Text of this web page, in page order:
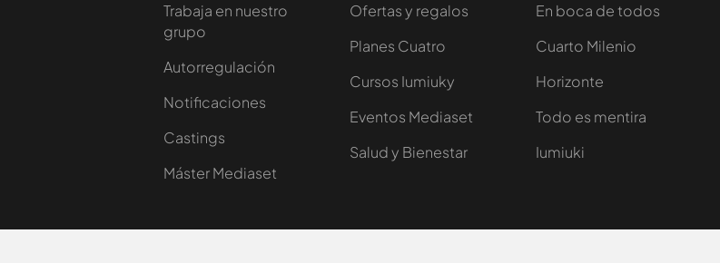
Trabaja en nuestro
grupo
Autorregulación
Notificaciones
Castings
Máster Mediaset
Ofertas y regalos
Planes Cuatro
Cursos Iumiuky
Eventos Mediaset
Salud y Bienestar
En boca de todos
Cuarto Milenio
Horizonte
Todo es mentira
Iumiuki